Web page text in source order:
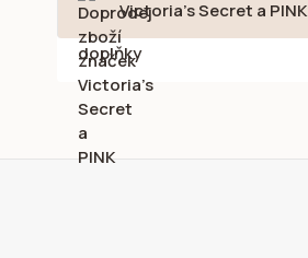
Victoria's Secret a PINK